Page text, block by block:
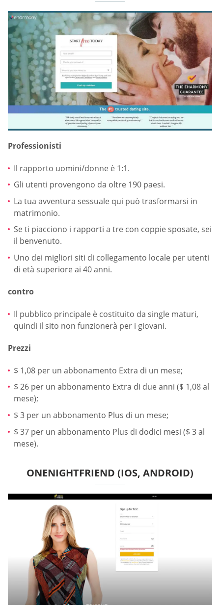
Professionisti
Il rapporto uomini/donne è 1:1.
Gli utenti provengono da oltre 190 paesi.
La tua avventura sessuale qui può trasformarsi in
matrimonio.
Se ti piacciono i rapporti a tre con coppie sposate, sei
il benvenuto.
Uno dei migliori siti di collegamento locale per utenti
di età superiore ai 40 anni.
contro
Il pubblico principale è costituito da single maturi,
quindi il sito non funzionerà per i giovani.
Prezzi
$ 1,08 per un abbonamento Extra di un mese;
$ 26 per un abbonamento Extra di due anni ($ 1,08 al
mese);
$ 3 per un abbonamento Plus di un mese;
$ 37 per un abbonamento Plus di dodici mesi ($ 3 al
mese).
ONENIGHTFRIEND (IOS, ANDROID)